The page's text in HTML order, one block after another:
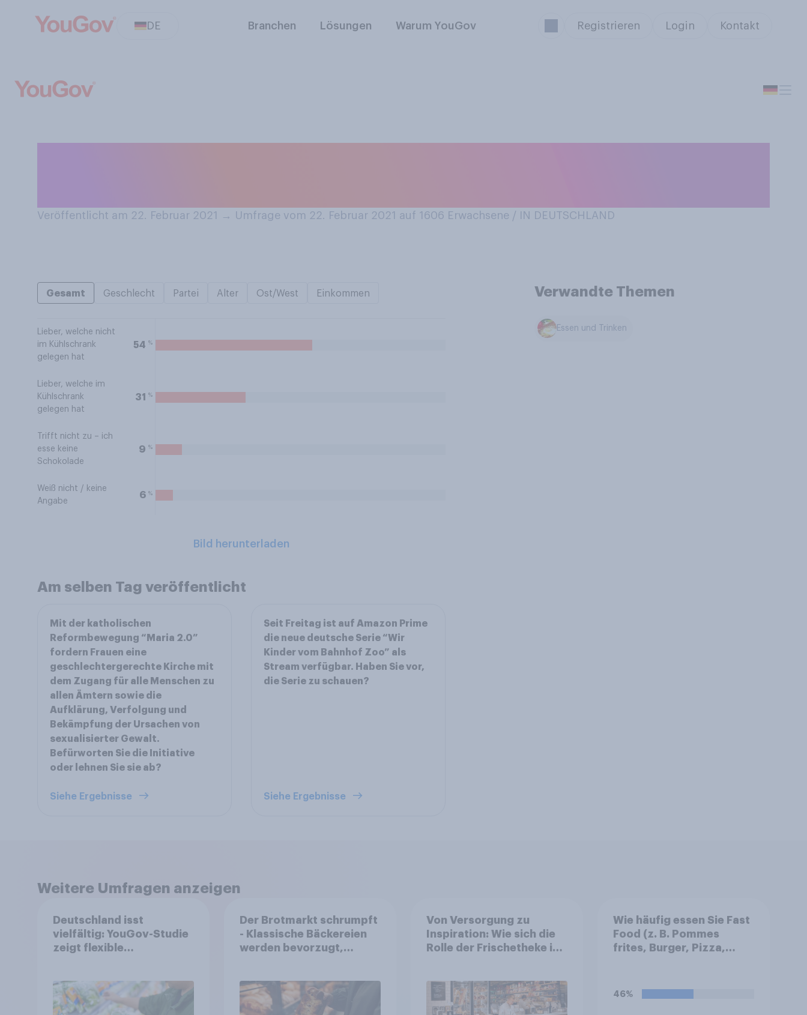
DE Branchen Lösungen Warum YouGov Registrieren Login Kontakt
Veröffentlicht am 22. Februar 2021 → Umfrage vom 22. Februar 2021 auf 1606 Erwachsene / IN DEUTSCHLAND
Gesamt Geschlecht Partei Alter Ost/West Einkommen
Lieber, welche nicht
im Kühlschrank
gelegen hat
54 %
Lieber, welche im
Kühlschrank
gelegen hat
31 %
Trifft nicht zu – ich
esse keine
Schokolade
9 %
Weiß nicht / keine
Angabe
6 %
Bild herunterladen
Verwandte Themen
Essen und Trinken
Am selben Tag veröffentlicht
Mit der katholischen
Reformbewegung “Maria 2.0”
fordern Frauen eine
geschlechtergerechte Kirche mit
dem Zugang für alle Menschen zu
allen Ämtern sowie die
Aufklärung, Verfolgung und
Bekämpfung der Ursachen von
sexualisierter Gewalt.
Befürworten Sie die Initiative
oder lehnen Sie sie ab?
Siehe Ergebnisse
Seit Freitag ist auf Amazon Prime
die neue deutsche Serie “Wir
Kinder vom Bahnhof Zoo” als
Stream verfügbar. Haben Sie vor,
die Serie zu schauen?
Siehe Ergebnisse
Weitere Umfragen anzeigen
Deutschland isst
vielfältig: YouGov-Studie
zeigt flexible
Der Brotmarkt schrumpft
- Klassische Bäckereien
werden bevorzugt,
Backstationen
Von Versorgung zu
Inspiration: Wie sich die
Rolle der Frischetheke im
Wie häufig essen Sie Fast
Food (z. B. Pommes
frites, Burger, Pizza,
46%